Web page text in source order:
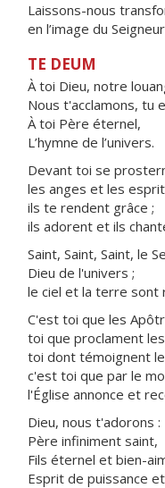
Laissons-nous
en l’image du
TE DEUM
À toi Dieu, notre
Nous t'acclamons, tu
À toi Père éternel,
L’hymne de l’univers.
Devant toi se
les anges et les
ils te rendent grâce ;
ils adorent et ils
Saint, Saint, Saint, le
Dieu de l'univers ;
le ciel et la terre sont
C'est toi que les
toi que proclament
toi dont témoignent
c'est toi que par le
l'Église annonce et
Dieu, nous t'adorons :
Père infiniment saint,
Fils éternel et bien-
Esprit de puissance